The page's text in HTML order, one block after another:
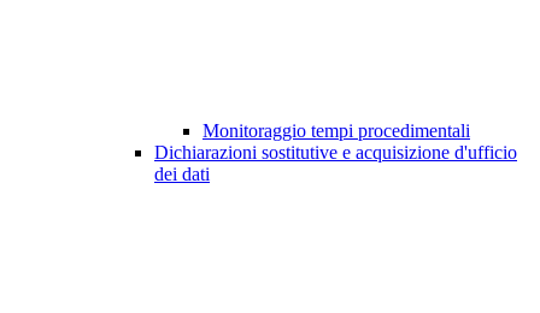
Monitoraggio tempi procedimentali
Dichiarazioni sostitutive e acquisizione d'ufficio
dei dati